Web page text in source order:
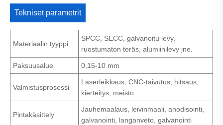
Tekniset parametrit
Materiaalin tyyppi
SPCC, SECC, galvanoitu levy,
ruostumaton teräs, alumiinilevy jne.
Paksuusalue 0,15-10 mm
Valmistusprosessi
Laserleikkaus, CNC-taivutus, hitsaus,
kierteitys, meisto
Pintakäsittely
Jauhemaalaus, leivinmaali, anodisointi,
galvanointi, langanveto, galvanointi